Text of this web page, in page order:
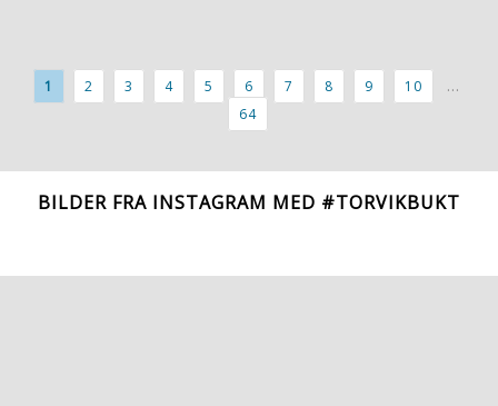
1 2 3 4 5 6 7 8 9 10 ...
64
BILDER FRA INSTAGRAM MED #TORVIKBUKT